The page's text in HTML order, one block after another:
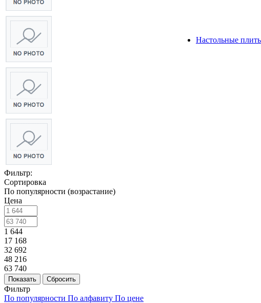
Настольные
Фильтр:
Сортировка
По популярности (возрастание)
Цена
1 644
17 168
32 692
48 216
63 740
Показать Сбросить
Фильтр
По популярности По алфавиту По цене